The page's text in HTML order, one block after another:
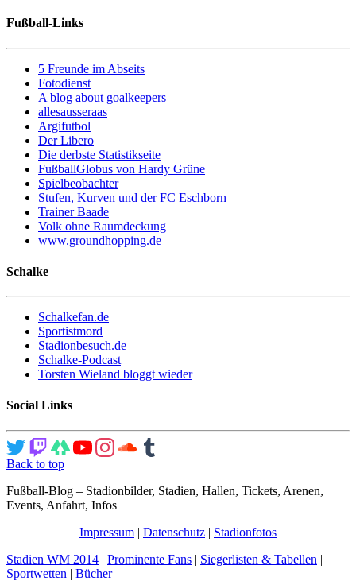
Fußball-Links
5 Freunde im Abseits
Fotodienst
A blog about goalkeepers
allesausseraas
Argifutbol
Der Libero
Die derbste Statistikseite
FußballGlobus von Hardy Grüne
Spielbeobachter
Stufen, Kurven und der FC Eschborn
Trainer Baade
Volk ohne Raumdeckung
www.groundhopping.de
Schalke
Schalkefan.de
Sportistmord
Stadionbesuch.de
Schalke-Podcast
Torsten Wieland bloggt wieder
Social Links
Back to top
Fußball-Blog – Stadionbilder, Stadien, Hallen, Tickets, Arenen,
Events, Anfahrt, Infos
Impressum | Datenschutz | Stadionfotos
Stadien WM 2014 | Prominente Fans | Siegerlisten & Tabellen |
Sportwetten | Bücher